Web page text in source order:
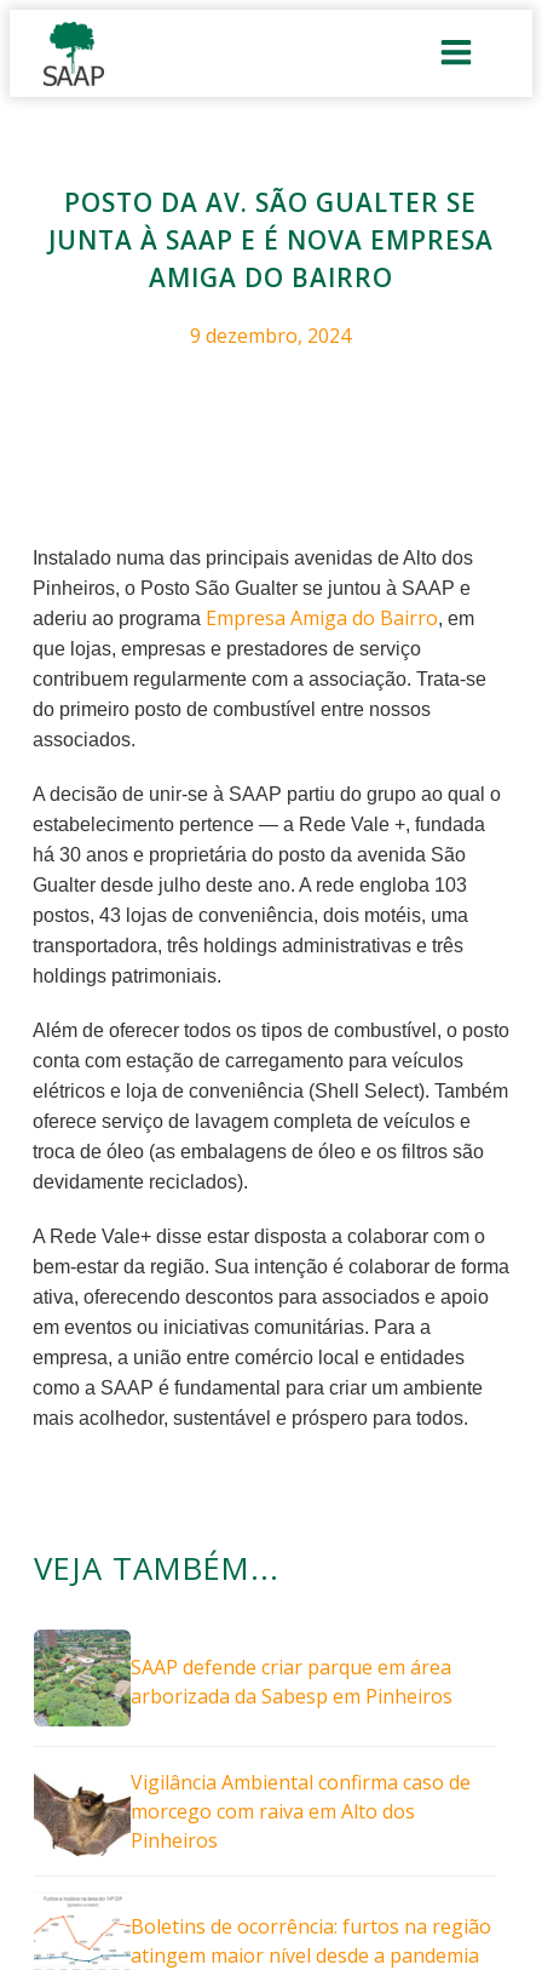
POSTO DA AV. SÃO GUALTER SE
JUNTA À SAAP E É NOVA EMPRESA
AMIGA DO BAIRRO
9 dezembro, 2024
Instalado numa das principais avenidas de Alto dos
Pinheiros, o Posto São Gualter se juntou à SAAP e
aderiu ao programa Empresa Amiga do Bairro, em
que lojas, empresas e prestadores de serviço
contribuem regularmente com a associação. Trata-se
do primeiro posto de combustível entre nossos
associados.
A decisão de unir-se à SAAP partiu do grupo ao qual o
estabelecimento pertence — a Rede Vale +, fundada
há 30 anos e proprietária do posto da avenida São
Gualter desde julho deste ano. A rede engloba 103
postos, 43 lojas de conveniência, dois motéis, uma
transportadora, três holdings administrativas e três
holdings patrimoniais.
Além de oferecer todos os tipos de combustível, o posto
conta com estação de carregamento para veículos
elétricos e loja de conveniência (Shell Select). Também
oferece serviço de lavagem completa de veículos e
troca de óleo (as embalagens de óleo e os filtros são
devidamente reciclados).
A Rede Vale+ disse estar disposta a colaborar com o
bem-estar da região. Sua intenção é colaborar de forma
ativa, oferecendo descontos para associados e apoio
em eventos ou iniciativas comunitárias. Para a
empresa, a união entre comércio local e entidades
como a SAAP é fundamental para criar um ambiente
mais acolhedor, sustentável e próspero para todos.
VEJA TAMBÉM...
SAAP defende criar parque em área
arborizada da Sabesp em Pinheiros
Vigilância Ambiental confirma caso de
morcego com raiva em Alto dos
Pinheiros
Boletins de ocorrência: furtos na região
atingem maior nível desde a pandemia